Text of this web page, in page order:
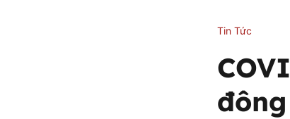
Tin Tức